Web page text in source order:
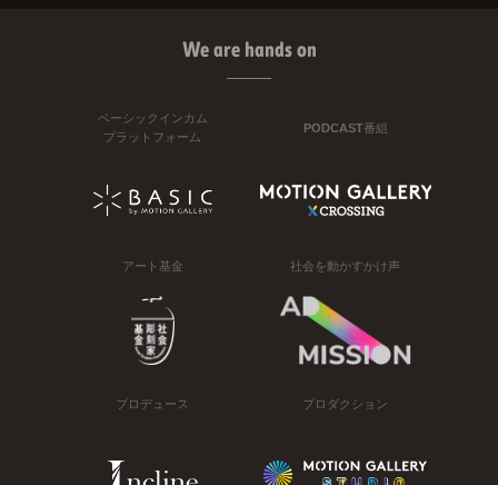
We are hands on
ベーシックインカム
プラットフォーム
PODCAST番組
アート基金 社会を動かすかけ声
プロデュース プロダクション